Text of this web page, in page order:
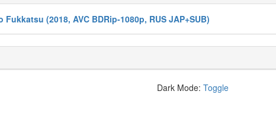
(2018, AVC BDRip-1080p, RUS JAP+SUB)
Dark Mode: Toggle